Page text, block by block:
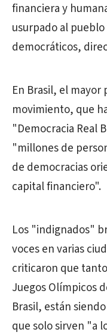
financiera y
usurpado al
democráticos,
En Brasil, el mayor
movimiento, que
"Democracia Real
"millones de
de democracias
capital financiero".
Los "indignados"
voces en varias
criticaron que
Juegos Olímpicos
Brasil, están
que solo sirven "a